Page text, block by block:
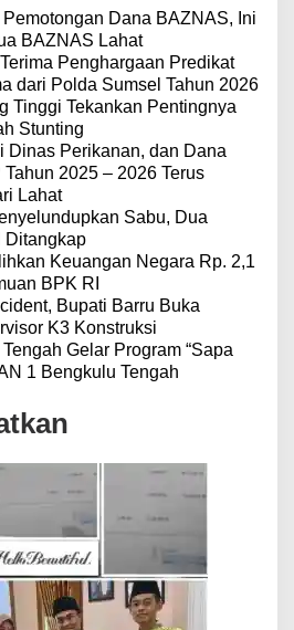
Dana BAZNAS, Ini
BAZNAS Lahat
Penghargaan Predikat
dari Polda Sumsel Tahun 2026
Tinggi Tekankan Pentingnya
Stunting
Dinas Perikanan, dan Dana
2025 – 2026 Terus
Lahat
Sabu, Dua
Ditangkap
Keuangan Negara Rp. 2,1
BPK RI
Bupati Barru Buka
K3 Konstruksi
Gelar Program “Sapa
1 Bengkulu Tengah